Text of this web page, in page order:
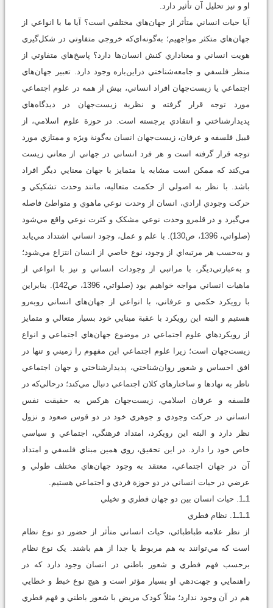
او و نيز تحليل آن تأثير دارد.
آيا حيات انساني متأثر از جهان‌هاي مختلفي است؟ آيا ما با انواعي از
جهان‌هاي متکثر مواجهيم؛ به‌گونه‌اي‌که خروجي متفاوتي در شکل‌گيري
هويت انساني و معناداري کنش انسان‌ها دارد؟ پاسخ‌هاي متفاوتي از
منظر فلسفي و جامعه‌شناختي دراين‌باره وجود دارد. تعبير جهان‌هاي
اجتماعي يا زيست‌جهان افراد انساني، بيش از همه در علوم اجتماعي
مورد توجه قرار گرفته و نظرية زيست‌جهان در ديدگاه‌هاي
پديدارشناختي و انتقادي برجسته است. در حوزة علوم اسلامي، از
قبيل فلسفه و عرفان، زيست‌جهان انسان به‌گونة ويژه و ممتازي مورد
توجه قرار گرفته است و هر فرد انساني در جهاني از معاني زيست
مي‌کند که ممکن است مشابه يا متمايز با جهان معنايي ديگر افراد
باشد. با نظر به اصولي از حکمت متعاليه، مانند وحدت تشکيکي و
حرکت وجودي ارادي، انسان از وحدت نوعي ماهوي و متواطئ فاصله
مي‌گيرد و در قلمرو وحدت نوعي مشکک و کثرت نوعي واقع مي‌شود
(صلواتي، 1396، ص130). با علم و عمل، وجود انساني اشتداد مي‌يابد
و به‌حسب هر مرتبه‌اي از وجود، نوع خاصي از انسان انتزاع مي‌شود؛
و به‌عبارتي‌ديگر، با مراتبي از وجودات انساني و نيز با انواعي از
ماهيات انساني مواجه خواهيم بود (صلواتي، 1396، ص142). بنابراين
با رويکرد حکمي و عرفاني، با انواعي از جهان‌هاي انساني روبه‌رو
هستيم و البته اين رويکرد با عقبة مبنايي خود بسيار متعالي و متمايز
از رويکردهاي علوم اجتماعي در موضوع جهان‌هاي اجتماعي و انواع
زيست‌جهان است؛ زيرا علوم اجتماعي اين مفهوم را زميني و تنها در
افق احساس و شعور روان‌شناختي، پديدارشناختي و جهان اجتماعي
ناظر به نهادها و ساختارهاي کلان اجتماعي دنبال مي‌کند؛ درحالي‌که در
فلسفه و عرفان اسلامي، زيست‌جهان هرکس به حقيقت نفس
انساني در حرکت وجودي و جوهري خود در دو قوس صعود و نزول
نظر دارد و البته اين رويکرد، امتداد فرهنگي، اجتماعي و سياسي
خاص خود را دارد. در اين تحقيق، روي همين مبناي فلسفي و امتداد
آن در جهان اجتماعي، معتقد به وجود جهان‌هاي مختلف طولي و
عرضي در حيات انساني در دو حوزة فردي و اجتماعي هستيم.
1ـ1. حيات انسان بين دو جهان فطري و تخيلي
1ـ1ـ1. نظام فطري
از نظر علامه طباطبائي، حيات انساني متأثر از حضور دو نوع نظام
است که مي‌توانند به هم مربوط يا جدا از هم باشند. يک نوع نظام
برحسب فهم فطري و شعور باطني در انسان وجود دارد که در
راهنمايي و جهت‌دهي او بسيار مؤثر است و هيچ نوع خبط و خطايي
هم در آن وجود ندارد؛ مثلاً کودک مريض با شعور باطني و فهم فطري